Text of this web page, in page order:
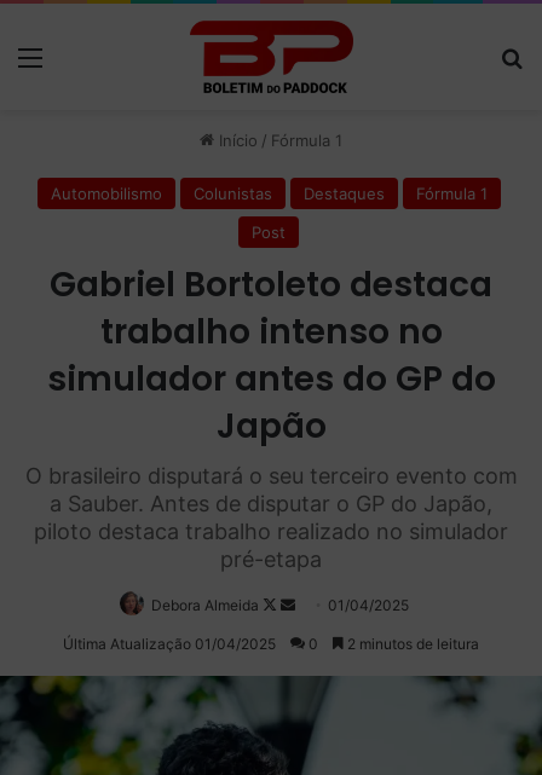
Início / Fórmula 1
Automobilismo Colunistas Destaques
Fórmula 1
Post
Gabriel Bortoleto destaca
trabalho intenso no
simulador antes do GP do
Japão
O brasileiro disputará o seu terceiro evento com
a Sauber. Antes de disputar o GP do Japão,
piloto destaca trabalho realizado no simulador
pré-etapa
Debora Almeida
Follow
on
Mande
um
01/04/2025
Última Atualização 01/04/2025 0 2 minutos de leitura